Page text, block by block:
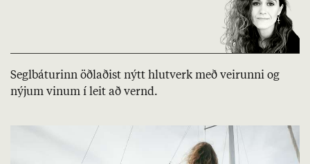
Segl­bát­ur­inn öðl­að­ist nýtt hlut­verk með veirunni og
nýj­um vin­um í leit að vernd.